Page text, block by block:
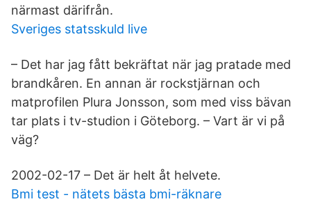
närmast därifrån.
Sveriges statsskuld live
– Det har jag fått bekräftat när jag pratade med
brandkåren. En annan är rockstjärnan och
matprofilen Plura Jonsson, som med viss bävan
tar plats i tv-studion i Göteborg. – Vart är vi på
väg?
2002-02-17 – Det är helt åt helvete.
Bmi test - nätets bästa bmi-räknare